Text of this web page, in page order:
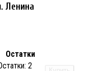
Ленина
Остатки
2